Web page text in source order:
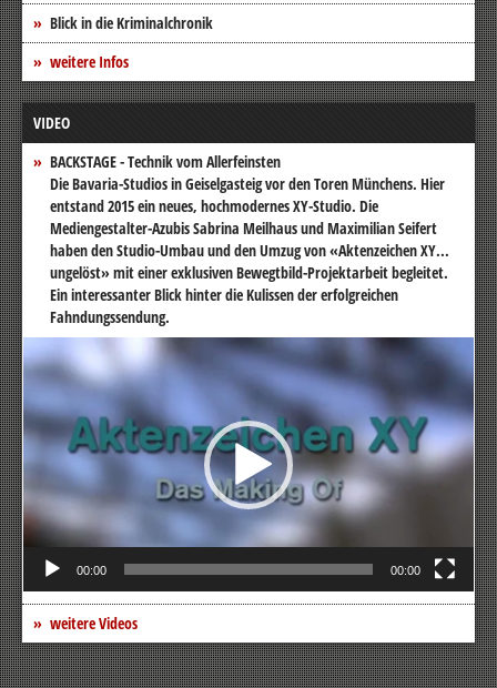
Blick in die Kriminalchronik
weitere Infos
VIDEO
BACKSTAGE - Technik vom Allerfeinsten
Die Bavaria-Studios in Geiselgasteig vor den Toren Münchens. Hier
entstand 2015 ein neues, hochmodernes XY-Studio. Die
Mediengestalter-Azubis Sabrina Meilhaus und Maximilian Seifert
haben den Studio-Umbau und den Umzug von «Aktenzeichen XY...
ungelöst» mit einer exklusiven Bewegtbild-Projektarbeit begleitet.
Ein interessanter Blick hinter die Kulissen der erfolgreichen
Fahndungssendung.
Video-
Player
00:00 00:00
weitere Videos